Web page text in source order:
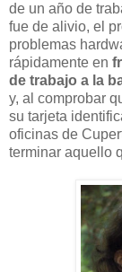
de un año de
fue de alivio, el
problemas
rápidamente en
de trabajo a la
y, al comprobar
su tarjeta
oficinas de
terminar aquello